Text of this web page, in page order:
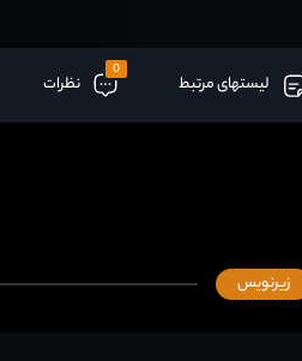
لیستهای مرتبط
0
نظرات
زیرنویس